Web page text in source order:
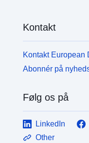
Kontakt
Kontakt European
Abonnér på
Følg os på
LinkedIn
Other